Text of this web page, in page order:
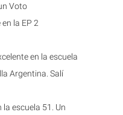
Voto
la EP 2
en la escuela
Argentina. Salí
la escuela 51. Un